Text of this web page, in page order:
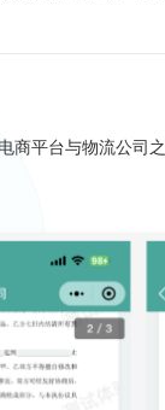
商平台与物流公司